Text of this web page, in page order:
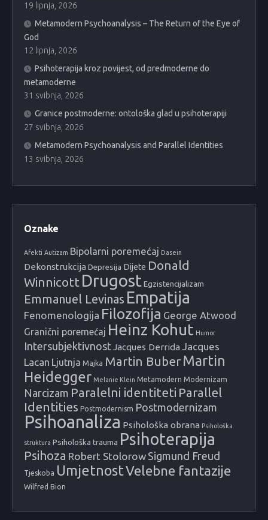
19 lipnja, 2026
Metamodern Psychoanalysis – The Return of the Eye of
God
12 lipnja, 2026
Psihoterapija kroz povijest, od predmoderne do
metamoderne
31 svibnja, 2026
Granice postmoderne: ontološka glad u psihoterapiji
27 svibnja, 2026
Metamodern Psychoanalysis and Parallel Identities
13 svibnja, 2026
Oznake
Afekti Autizam Bipolarni poremećaj Dasein
Dekonstrukcija Depresija Dijete Donald
Winnicott Drugost Egzistencijalizam
Emmanuel Levinas Empatija
Fenomenologija Filozofija George Atwood
Granični poremećaj Heinz Kohut Humor
IntersubjektivnostJacques Derrida Jacques
Lacan Ljutnja Majka Martin Buber Martin
Heidegger Melanie Klein Metamodern Modernizam
Narcizam Paralelni identiteti Parallel
Identities Postmodernism Postmodernizam
Psihoanaliza Psihološka obrana Psihološka
struktura Psihološka trauma Psihoterapija
Psihoza Robert Stolorow Sigmund Freud
Tjeskoba UmjetnostVelebne fantazije
Wilfred Bion